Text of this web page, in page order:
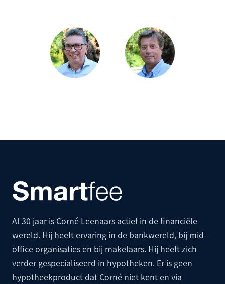
Al 30 jaar is Corné Leenaars actief in de financiële
wereld. Hij heeft ervaring in de bankwereld, bij mid-
office organisaties en bij makelaars. Hij heeft zich
verder gespecialiseerd in hypotheken. Er is geen
hypotheekproduct dat Corné niet kent en via